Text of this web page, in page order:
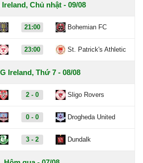
Chủ nhật - 09/08
21:00 Bohemian FC
23:00 St. Patrick's Athletic
Ireland, Thứ 7 - 08/08
2 - 0 Sligo Rovers
0 - 0 Drogheda United
3 - 2 Dundalk